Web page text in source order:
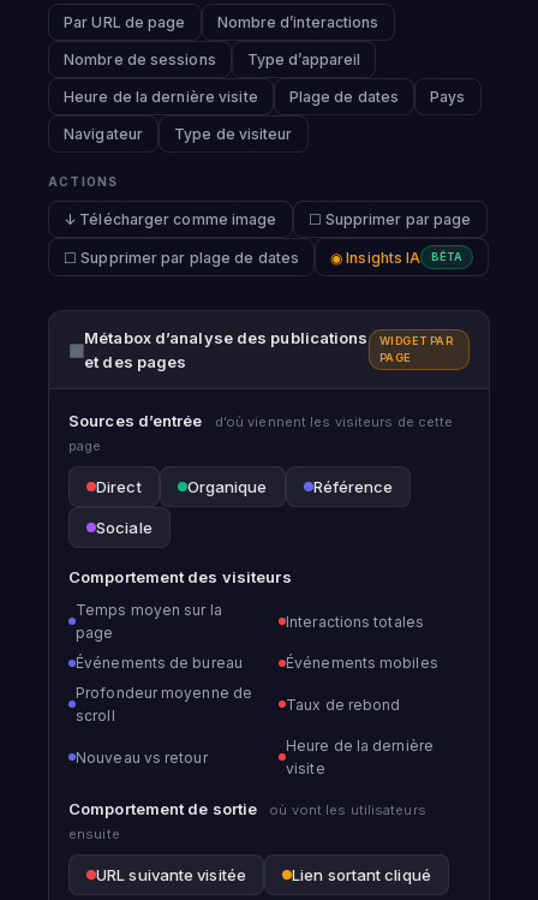
Par URL de page Nombre d’interactions
Nombre de sessions Type d’appareil
Heure de la dernière visite Plage de dates Pays
Navigateur Type de visiteur
ACTIONS
↓ Télécharger comme image ☐ Supprimer par page
☐ Supprimer par plage de dates ◉ Insights IA BÊTA
▦
Métabox d’analyse des publications
et des pages
WIDGET PAR
PAGE
Sources d’entrée
d’où viennent les visiteurs de cette
page
Direct Organique Référence
Sociale
Comportement des visiteurs
Temps moyen sur la
page
Interactions totales
Événements de bureau
Événements mobiles
Profondeur moyenne de
scroll
Taux de rebond
Nouveau vs retour
Heure de la dernière
visite
Comportement de sortie
où vont les utilisateurs
ensuite
URL suivante visitée Lien sortant cliqué